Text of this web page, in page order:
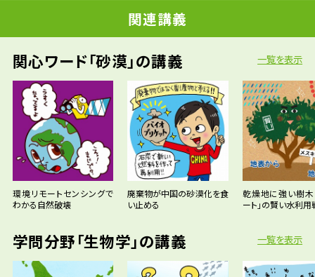
関連講義
関心ワード「砂漠」の講義
環境リモートセンシングで
わかる自然破壊
廃棄物が中国の砂漠化を食
い止める
乾燥地に強い樹木
ート」の賢い水利用
一覧を表示
学問分野「生物学」の講義 一覧を表示